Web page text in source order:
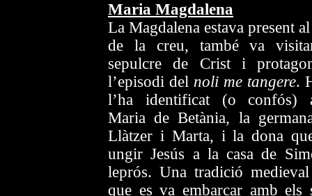
Maria Magdalena
La Magdalena estava present
de la creu, també va
sepulcre de Crist i
l’episodi del noli me tangere.
l’ha identificat (o confós)
Maria de Betània, la
Llàtzer i Marta, i la dona
ungir Jesús a la casa de
leprós. Una tradició
que es va embarcar amb els